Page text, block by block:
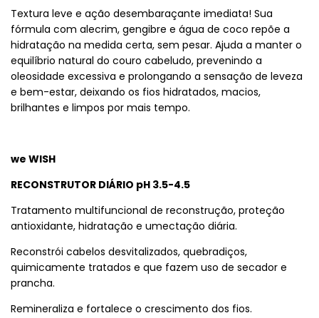
Textura leve e ação desembaraçante imediata! Sua
fórmula com alecrim, gengibre e água de coco repõe a
hidratação na medida certa, sem pesar. Ajuda a manter o
equilíbrio natural do couro cabeludo, prevenindo a
oleosidade excessiva e prolongando a sensação de leveza
e bem-estar, deixando os fios hidratados, macios,
brilhantes e limpos por mais tempo.
we WISH
RECONSTRUTOR DIÁRIO pH 3.5-4.5
Tratamento multifuncional de reconstrução, proteção
antioxidante, hidratação e umectação diária.
Reconstrói cabelos desvitalizados, quebradiços,
quimicamente tratados e que fazem uso de secador e
prancha.
Remineraliza e fortalece o crescimento dos fios.